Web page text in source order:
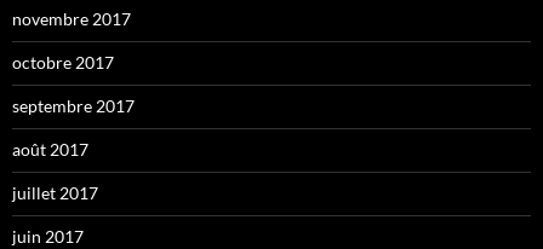
novembre 2017
octobre 2017
septembre 2017
août 2017
juillet 2017
juin 2017